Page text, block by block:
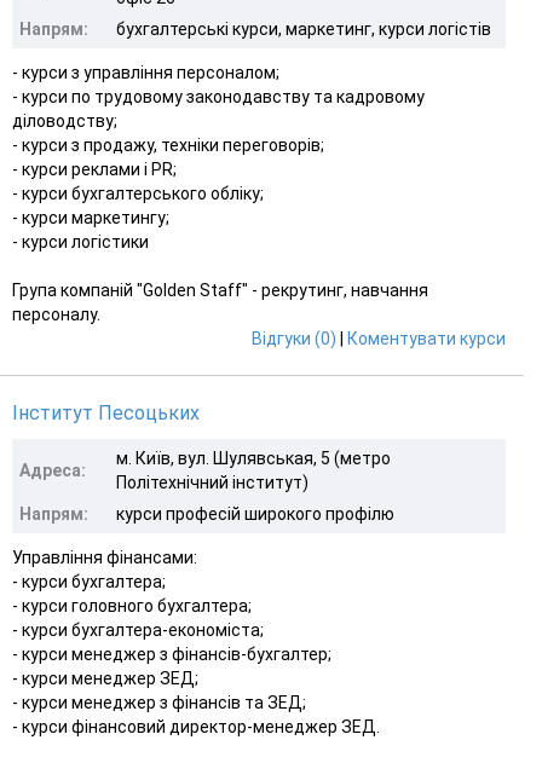
Напрям:
бухгалтерські курси, маркетинг, курси логістів
- курси з управління персоналом;
- курси по трудовому законодавству та кадровому
діловодству;
- курси з продажу, техніки переговорів;
- курси реклами і PR;
- курси бухгалтерського обліку;
- курси маркетингу;
- курси логістики
Група компаній "Golden Staff" - рекрутинг, навчання
персоналу.
Відгуки (0)
Коментувати курси
Інститут Песоцьких
Адреса:
м. Київ, вул. Шулявськая, 5 (метро
Політехнічний інститут)
Напрям:
курси професій широкого профілю
Управління фінансами:
- курси бухгалтера;
- курси головного бухгалтера;
- курси бухгалтера-економіста;
- курси менеджер з фінансів-бухгалтер;
- курси менеджер ЗЕД;
- курси менеджер з фінансів та ЗЕД;
- курси фінансовий директор-менеджер ЗЕД.